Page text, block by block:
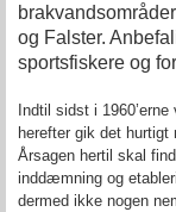
og Falster.
sportsfiskere og
Indtil sidst i
herefter gik det hurtigt
Årsagen hertil skal
inddæmning og
dermed ikke nogen